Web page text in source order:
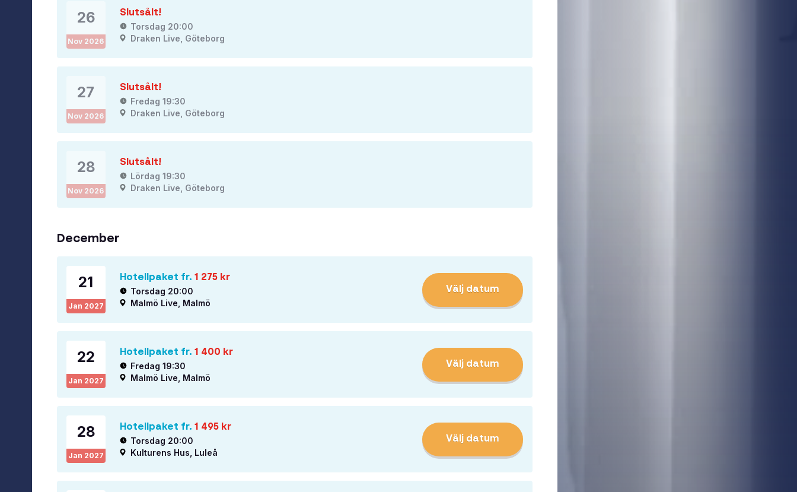
26
Nov 2026
Slutsålt!
Torsdag 20:00
Draken Live, Göteborg
27
Nov 2026
Slutsålt!
Fredag 19:30
Draken Live, Göteborg
28
Nov 2026
Slutsålt!
Lördag 19:30
Draken Live, Göteborg
December
21
Jan 2027
Hotellpaket fr. 1 275kr
Torsdag 20:00
Malmö Live, Malmö
Välj datum
22
Jan 2027
Hotellpaket fr. 1 400 kr
Fredag 19:30
Malmö Live, Malmö
Välj datum
28
Jan 2027
Hotellpaket fr. 1 495kr
Torsdag 20:00
Kulturens Hus, Luleå
Välj datum